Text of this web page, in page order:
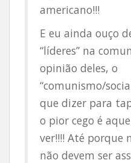
americano!!!
E eu ainda ouço
“líderes” na
opinião deles, o
“comunismo/
que dizer para
o pior cego é
ver!!!! Até porque
não devem ser